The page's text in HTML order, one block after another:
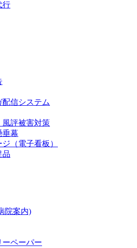
行
配信システム
風評被害対策
垂幕
（電子看板）
品
院案内)
ーペーパー